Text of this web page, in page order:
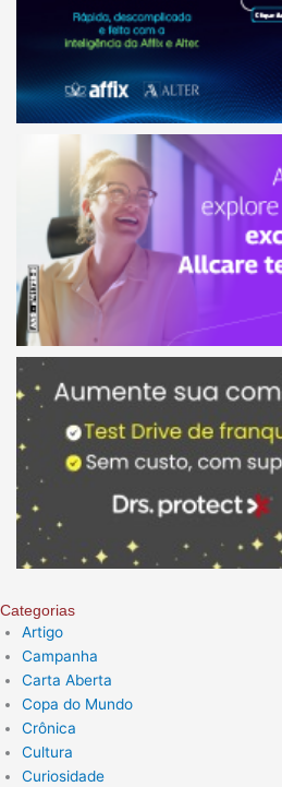
Categorias
Artigo
Campanha
Carta Aberta
Copa do Mundo
Crônica
Cultura
Curiosidade